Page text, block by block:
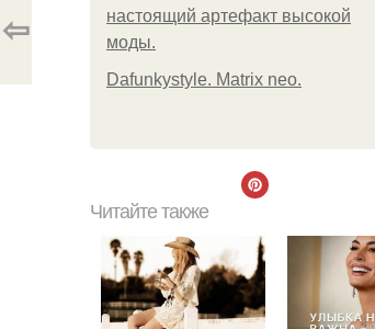
настоящий артефакт высокой
моды.
Dafunkystyle. Matrix neo.
⇦
Читайте также